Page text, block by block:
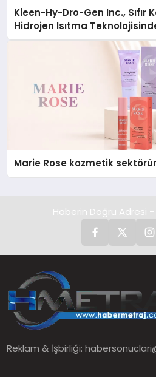
Kleen-Hy-Dro-Gen Inc., Sıfır
Hidrojen Isıtma
Düzenleyici Onaylarını Aldı
Marie Rose kozmetik
Haberin Doğru Adresi -
Reklam & İşbirliği: